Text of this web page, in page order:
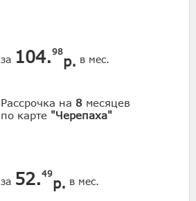
за 104.98
р. в мес.
Рассрочка на 8 месяцев
по карте "Черепаха"
за 52.49
р. в мес.